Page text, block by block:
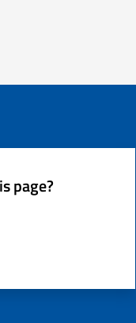
page?